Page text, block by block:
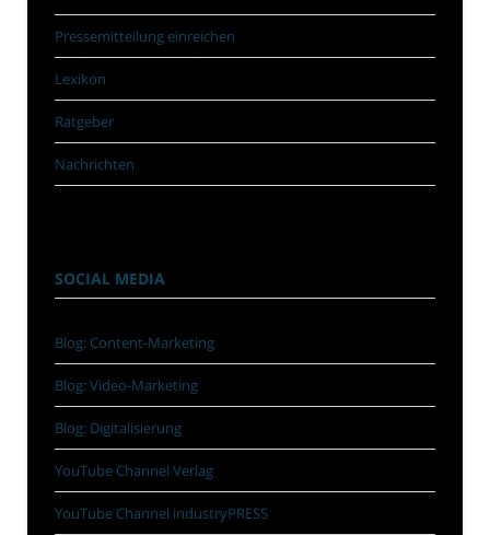
Pressemitteilung einreichen
Lexikon
Ratgeber
Nachrichten
SOCIAL MEDIA
Blog: Content-Marketing
Blog: Video-Marketing
Blog: Digitalisierung
YouTube Channel Verlag
YouTube Channel industryPRESS